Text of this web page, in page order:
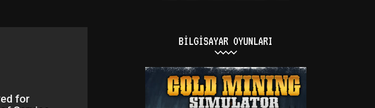
BILGISAYAR OYUNLARI